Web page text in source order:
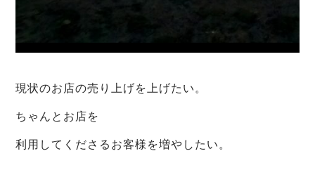
現状のお店の売り上げを上げたい。
ちゃんとお店を
利用してくださるお客様を増やしたい。